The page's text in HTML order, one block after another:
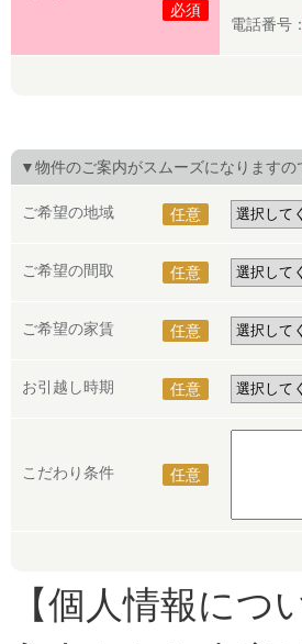
必須
電話番号：
▼物件のご案内がスムーズになります
ご希望の地域 任意
ご希望の間取 任意
ご希望の家賃 任意
お引越し時期 任意
こだわり条件 任意
【個人情報につ